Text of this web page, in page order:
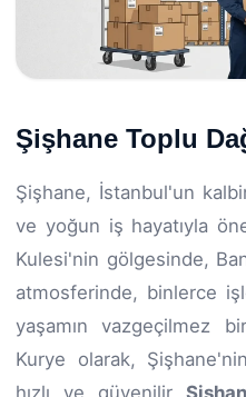
Şişhane Toplu
Şişhane, İstanbul'un
ve yoğun iş hayatıyla
Kulesi'nin gölgesinde,
atmosferinde, binlerce
yaşamın vazgeçilmez
Kurye olarak,
hızlı ve güvenilir